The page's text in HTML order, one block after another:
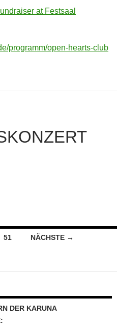
programm/open-hearts-club
51 NÄCHSTE →
DER KARUNA